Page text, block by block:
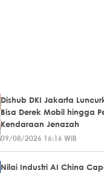
Dishub DKI Jakarta
Bisa Derek Mobil hingga
Kendaraan Jenazah
09/08/2026 16:16 WIB
Nilai Industri AI China